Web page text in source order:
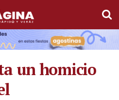
un homicio